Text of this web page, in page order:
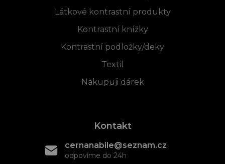
Látkové kontrastní produkty
Kontrastní knížky
Kontrastní podložky/deky
Textil
Nakupuji dárek
Kontakt
cernanabile@seznam.cz
odpovíme do 24h